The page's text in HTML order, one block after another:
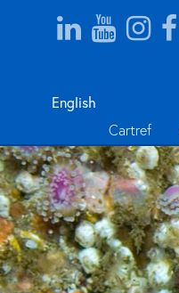
English
Cartref